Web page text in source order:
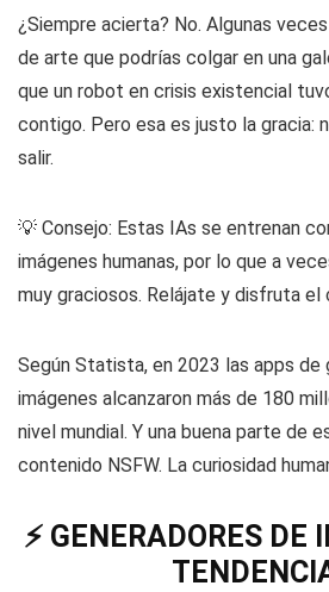
¿Siempre acierta? No. Algunas
de arte que podrías colgar en una
que un robot en crisis existencial
contigo. Pero esa es justo la gracia:
salir.
💡 Consejo: Estas IAs se entrenan
imágenes humanas, por lo que a
muy graciosos. Relájate y disfruta el
Según Statista, en 2023 las apps de
imágenes alcanzaron más de 180
nivel mundial. Y una buena parte de
contenido NSFW. La curiosidad
⚡️ GENERADORES DE